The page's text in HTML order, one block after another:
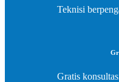
Teknisi
Gratis